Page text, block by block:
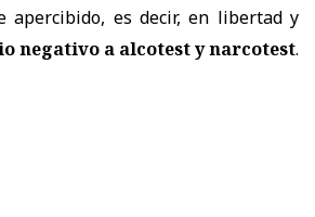
apercibido, es decir, en libertad y
negativo a alcotest y narcotest.